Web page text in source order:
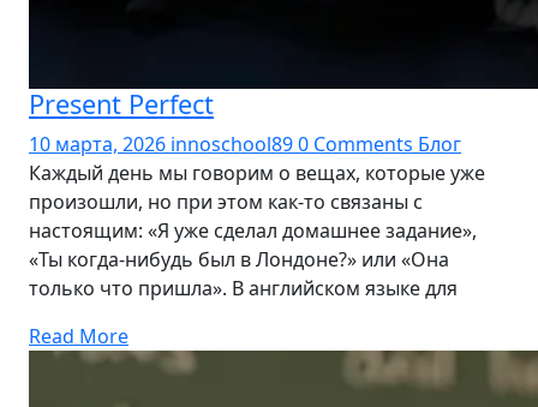
Present Perfect
10 марта, 2026 innoschool890 Comments Блог
Каждый день мы говорим о вещах, которые уже
произошли, но при этом как-то связаны с
настоящим: «Я уже сделал домашнее задание»,
«Ты когда‑нибудь был в Лондоне?» или «Она
только что пришла». В английском языке для
Read More